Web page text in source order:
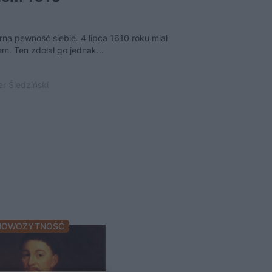
pewność siebie. 4 lipca 1610 roku miał
Ten zdołał go jednak...